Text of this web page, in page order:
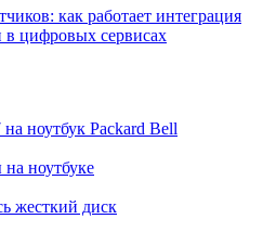
как работает интеграция
цифровых сервисах
ноутбук Packard Bell
ноутбуке
жесткий диск